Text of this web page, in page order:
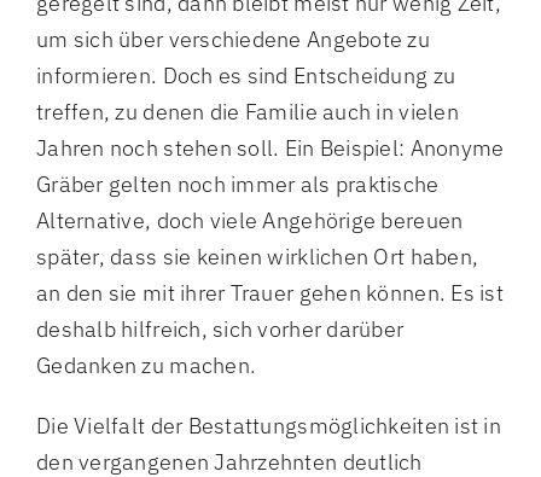
um sich über verschiedene Angebote zu
informieren. Doch es sind Entscheidung zu
treffen, zu denen die Familie auch in vielen
Jahren noch stehen soll. Ein Beispiel: Anonyme
Gräber gelten noch immer als praktische
Alternative, doch viele Angehörige bereuen
später, dass sie keinen wirklichen Ort haben,
an den sie mit ihrer Trauer gehen können. Es ist
deshalb hilfreich, sich vorher darüber
Gedanken zu machen.
Die Vielfalt der Bestattungsmöglichkeiten ist in
den vergangenen Jahrzehnten deutlich